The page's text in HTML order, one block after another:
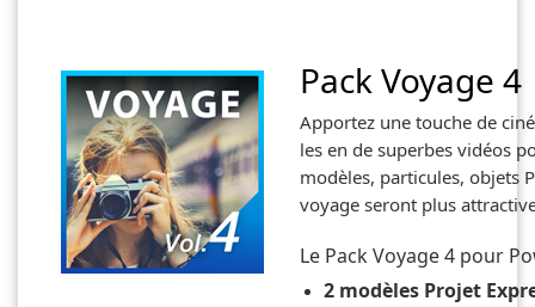
Pack Voyage 4
Apportez une touche de
les en de superbes vidéos
modèles, particules, objets
voyage seront plus
Le Pack Voyage 4 pour
2 modèles Projet